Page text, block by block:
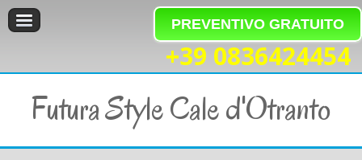
PREVENTIVO GRATUITO
+39 0836424454
Futura Style Cale d'Otranto